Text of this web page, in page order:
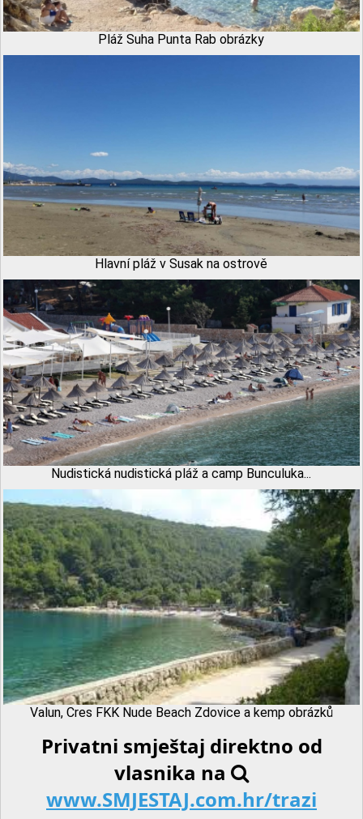
Pláž Suha Punta Rab obrázky
Hlavní pláž v Susak na ostrově
Nudistická nudistická pláž a camp Bunculuka...
Valun, Cres FKK Nude Beach Zdovice a kemp obrázků
Privatni smještaj direktno od
vlasnika na
www.SMJESTAJ.com.hr/trazi